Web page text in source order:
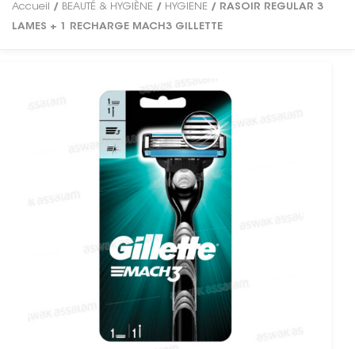
Accueil / BEAUTÉ & HYGIÈNE / HYGIENE / RASOIR REGULAR 3
LAMES + 1 RECHARGE MACH3 GILLETTE